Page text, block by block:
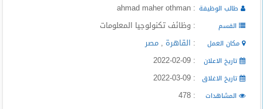
طالب الوظيفة : ahmad maher othman
القسم : وظائف تكنولوجيا المعلومات
مكان العمل : القاهرة , مصر
تاريخ الاعلان : 2022-02-09
تاريخ الاغلاق : 2022-03-09
المشاهدات : 478